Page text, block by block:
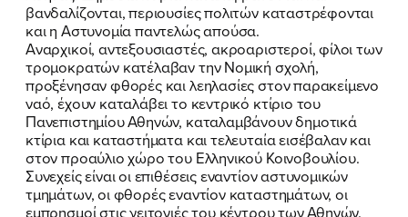
βανδαλίζονται, περιουσίες πολιτών καταστρέφονται
και η Αστυνομία παντελώς απούσα.
Αναρχικοί, αντεξουσιαστές, ακροαριστεροί, φίλοι των
τρομοκρατών κατέλαβαν την Νομική σχολή,
προξένησαν φθορές και λεηλασίες στον παρακείμενο
ναό, έχουν καταλάβει το κεντρικό κτίριο του
Πανεπιστημίου Αθηνών, καταλαμβάνουν δημοτικά
κτίρια και καταστήματα και τελευταία εισέβαλαν και
στον προαύλιο χώρο του Ελληνικού Κοινοβουλίου.
Συνεχείς είναι οι επιθέσεις εναντίον αστυνομικών
τμημάτων, οι φθορές εναντίον καταστημάτων, οι
εμπρησμοί στις γειτονιές του κέντρου των Αθηνών.
ΕΠΙΘΕΤΟ*
ΤΗΛΕΦΩΝΟ*
EMAIL*
ΕΠΙΘΕΤΟ*
ΤΗΛΕΦΩΝΟ
EMAIL*